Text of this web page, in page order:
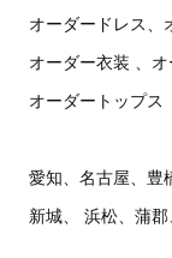
オーダードレス、
オーダー衣装 、
オーダートップス
愛知、名古屋、豊
新城、 浜松、蒲